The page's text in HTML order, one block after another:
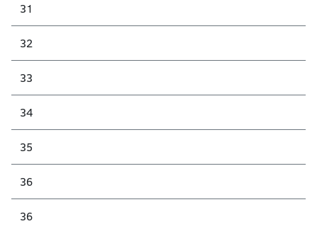
31
32
33
34
35
36
36